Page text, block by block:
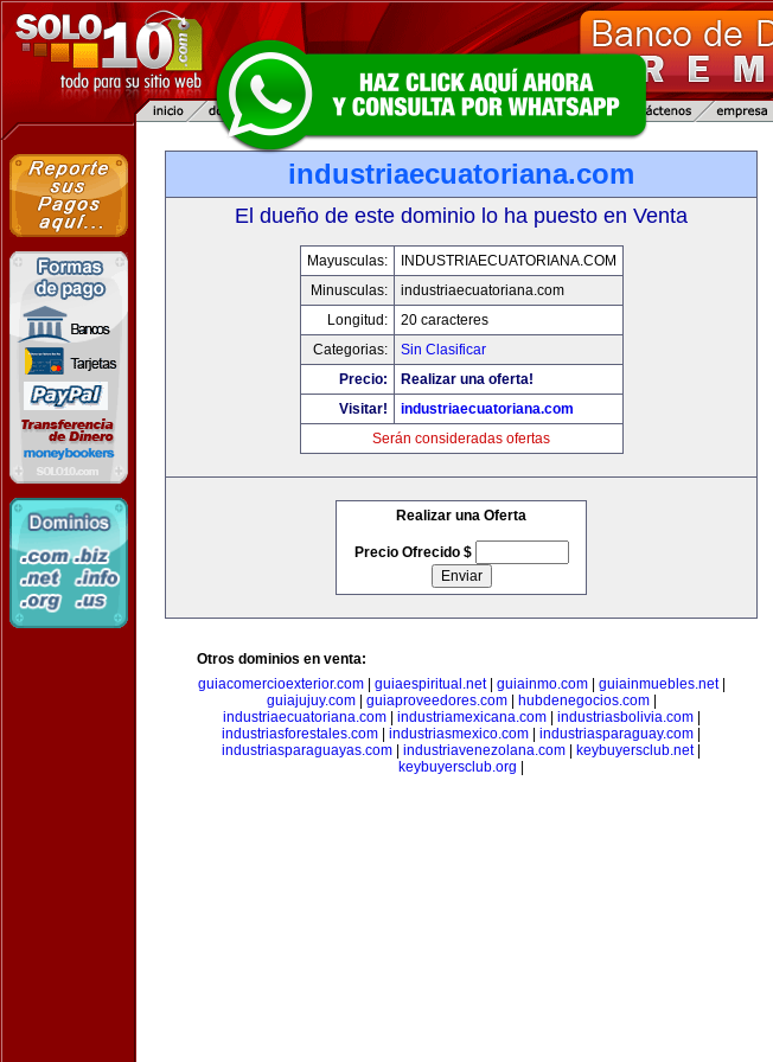
industriaecuatoriana.com
El dueño de este dominio lo ha puesto en Venta
Mayusculas:
INDUSTRIAECUATORIANA.COM
Minusculas:
industriaecuatoriana.com
Longitud:
20 caracteres
Categorias:
Sin Clasificar
Precio:
Realizar una oferta!
Visitar!
industriaecuatoriana.com
Serán consideradas ofertas
Realizar una Oferta
Precio Ofrecido $
Otros dominios en venta:
guiacomercioexterior.com| guiaespiritual.net| guiainmo.com| guiainmuebles.net|
guiajujuy.com| guiaproveedores.com| hubdenegocios.com|
industriaecuatoriana.com| industriamexicana.com| industriasbolivia.com|
industriasforestales.com
industriasmexico.com industriasparaguay.com
industriasparaguayas.com
industriavenezolana.com keybuyersclub.net|
keybuyersclub.org